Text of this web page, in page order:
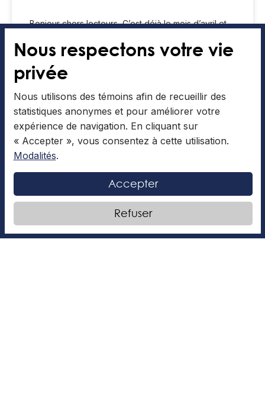
Bonjour chers lecteurs, C’est déjà le mois d’avril et
C’est le moment où nous sommes débordés
LIRE LA SUITE »
Andréanne Soucy 6 avril 2026
Nous respectons votre vie
privée
Nous utilisons des témoins afin de recueillir des
statistiques anonymes et pour améliorer votre
expérience de navigation. En cliquant sur
« Accepter », vous consentez à cette utilisation.
Modalités.
Accepter
Refuser